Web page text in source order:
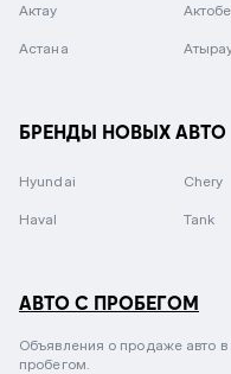
Актау Актобе
Астана
БРЕНДЫ НОВЫХ АВТО
Hyundai Chery
Haval Tank
АВТО С ПРОБЕГОМ
Объявления о продаже авто
пробегом.